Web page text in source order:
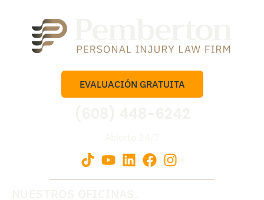
EVALUACIÓN GRATUITA